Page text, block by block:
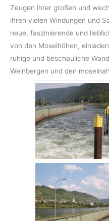
Zeugen ihrer großen und
ihren vielen Windungen und
neue, faszinierende und
von den Moselhöhen,
ruhige und beschauliche
Weinbergen und den